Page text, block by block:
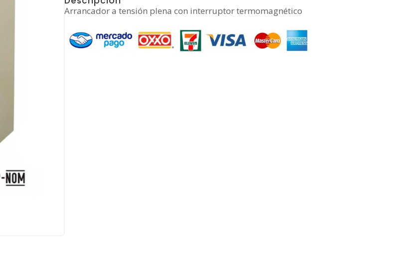
Arrancador a tensión plena con interruptor termomagnético